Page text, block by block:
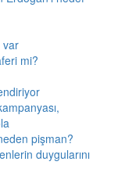
var
mi?
pişman?
duygularını